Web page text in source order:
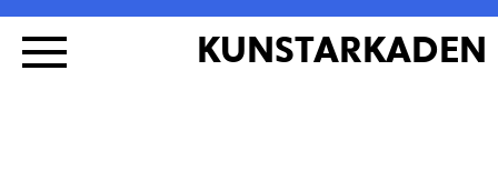
KUNSTARKADEN